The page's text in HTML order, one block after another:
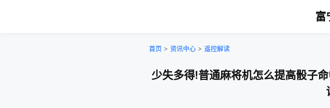
富
首页 > 资讯中心 > 遥控解读
少失多得!普通麻将机怎么提高骰子